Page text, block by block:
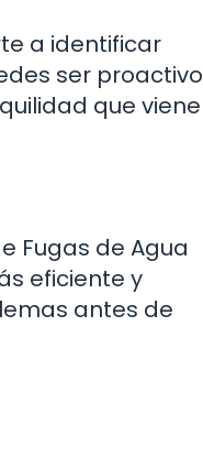
a identificar
ser proactivo
que viene
Fugas de Agua
eficiente y
antes de